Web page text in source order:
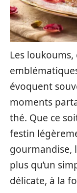
Les loukoums,
évoquent
moments
thé. Que ce
festin
gourmandise,
plus qu’un
délicate, à la